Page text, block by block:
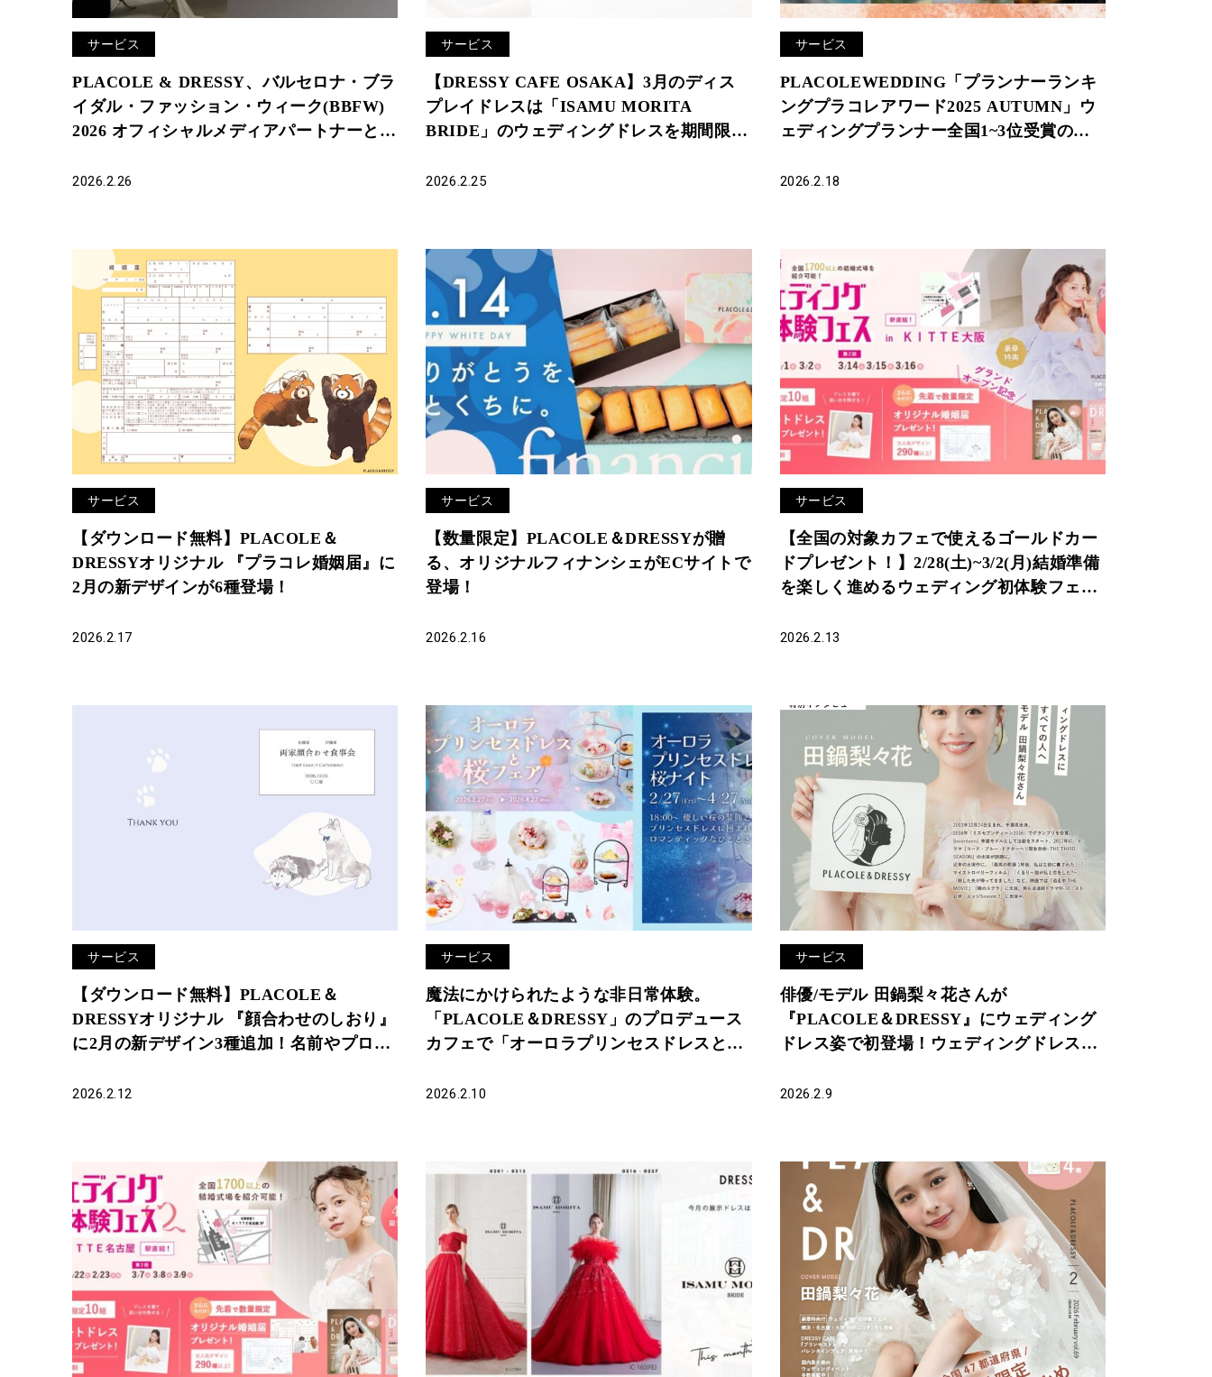
サービス
PLACOLE & DRESSY、バルセロナ・ブラ
イダル・ファッション・ウィーク(BBFW)
2026 オフィシャルメディアパートナーとし
2026.2.26
サービス
【DRESSY CAFE OSAKA】3月のディス
プレイドレスは「ISAMU MORITA
BRIDE」のウェディングドレスを期間限定
2026.2.25
サービス
PLACOLEWEDDING「プランナーランキ
ングプラコレアワード2025 AUTUMN」ウ
ェディングプランナー全国1~3位受賞のウ
2026.2.18
サービス
【ダウンロード無料】PLACOLE＆
DRESSYオリジナル 『プラコレ婚姻届』に
2月の新デザインが6種登場！
2026.2.17
サービス
【数量限定】PLACOLE＆DRESSYが贈
る、オリジナルフィナンシェがECサイトで
登場！
2026.2.16
サービス
【全国の対象カフェで使えるゴールドカー
ドプレゼント！】2/28(土)~3/2(月)結婚準備
を楽しく進めるウェディング初体験フェス
阪駅直結）
2026.2.13
サービス
【ダウンロード無料】PLACOLE＆
DRESSYオリジナル 『顔合わせのしおり』
に2月の新デザイン3種追加！名前やプロフ
2026.2.12
サービス
魔法にかけられたような非日常体験。
「PLACOLE＆DRESSY」のプロデュース
カフェで「オーロラプリンセスドレスと桜
2026.2.10
サービス
俳優/モデル 田鍋梨々花さんが
『PLACOLE＆DRESSY』にウェディング
ドレス姿で初登場！ウェディングドレスに
2026.2.9